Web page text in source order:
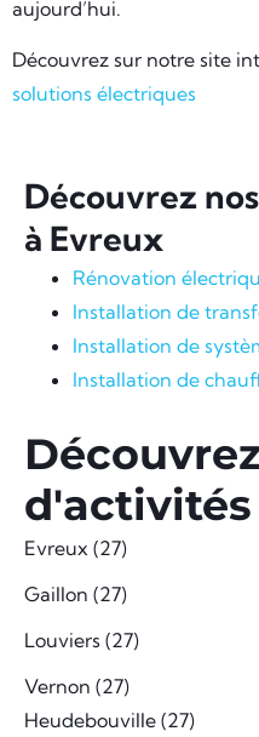
aujourd’hui.
Découvrez sur notre site
solutions électriques
Découvrez
à Evreux
Rénovation
Installation de
Installation de
Installation de
d'activités
Evreux (27)
Gaillon (27)
Louviers (27)
Vernon (27)
Heudebouville (27)